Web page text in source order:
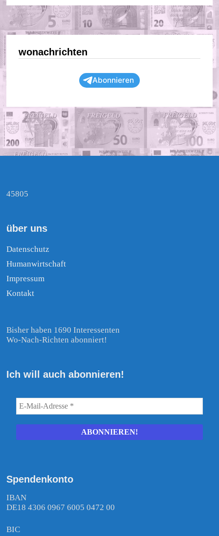
wonachrichten
Abonnieren
45805
über uns
Datenschutz
Humanwirtschaft
Impressum
Kontakt
Bisher haben 1690 Interessenten
Wo-Nach-Richten abonniert!
Ich will auch abonnieren!
Spendenkonto
IBAN
DE18 4306 0967 6005 0472 00
BIC